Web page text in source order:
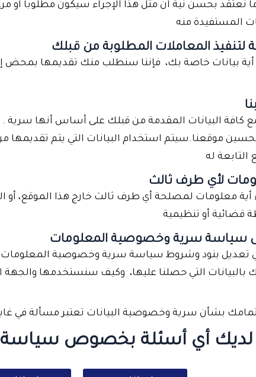
نعتقد بحسن نية أن مثل هذا الإجراء سيكون مطلوباً أو
المستفيدة منه
لتنفيذ المعاملات المطلوبة من قبلك
أية بيانات خاصة بك، فإننا سنطلب منك تقديمها
كافة البيانات المقدمة من قبلك على أساس أنها سرية .
موقعنا.سيتم استخدام البيانات التي يتم تقديمها
التابعة له
لأي طرف ثالث
أية معلومات لمصلحة أي طرف ثالث خارج هذا الموقع،
قضائية أو تنظيمية
سياسة سرية وخصوصية المعلومات
تعديل بنود وشروط سياسة سرية وخصوصية المعلومات
التي حصلنا عليها، وكيف سنستخدمها والجهة
بشأن سرية وخصوصية البيانات تعتبر مسألة في
لديك أي أسئلة بخصوص سياسة